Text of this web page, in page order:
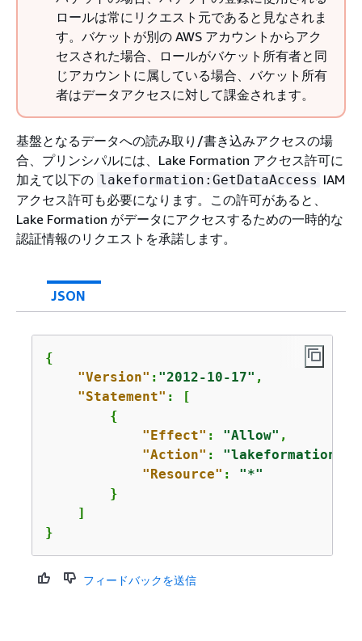
ロールは常にリクエスト元であると見なされま
す。バケットが別の AWS アカウントからアク
セスされた場合、ロールがバケット所有者と同
じアカウントに属している場合、バケット所有
者はデータアクセスに対して課金されます。
基盤となるデータへの読み取り/書き込みアクセスの場
合、プリンシパルには、Lake Formation アクセス許可に
加えて以下の lakeformation:GetDataAccess IAM
アクセス許可も必要になります。この許可があると、
Lake Formation がデータにアクセスするための一時的な
認証情報のリクエストを承諾します。
JSON
{
"Version" : "2012-10-17" ,
"Statement" : [
{
"Effect" : "Allow" ,
"Action" :
"Resource" : "*"
        }
    ]
}
フィードバックを送信